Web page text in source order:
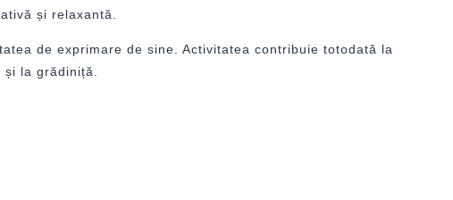
și relaxantă.
de exprimare de sine. Activitatea contribuie totodată la
la grădiniță.